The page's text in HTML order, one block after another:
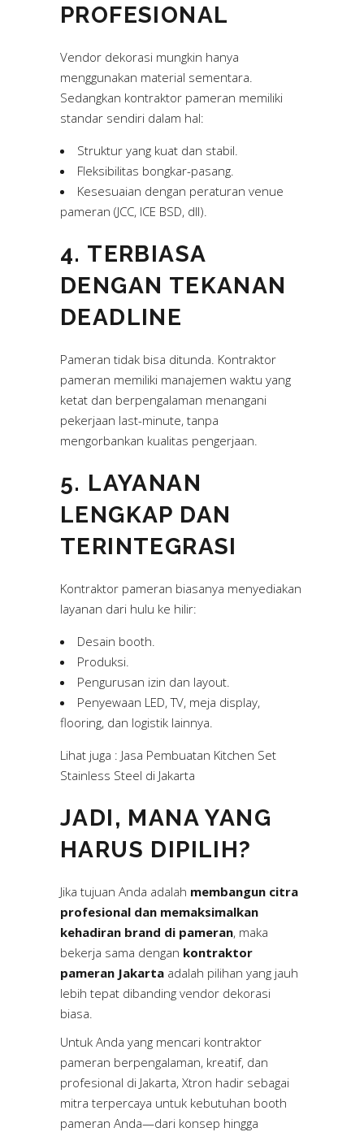
PROFESIONAL
Vendor dekorasi mungkin hanya
menggunakan material sementara.
Sedangkan kontraktor pameran memiliki
standar sendiri dalam hal:
Struktur yang kuat dan stabil.
Fleksibilitas bongkar-pasang.
Kesesuaian dengan peraturan venue
pameran (JCC, ICE BSD, dll).
4. TERBIASA
DENGAN TEKANAN
DEADLINE
Pameran tidak bisa ditunda. Kontraktor
pameran memiliki manajemen waktu yang
ketat dan berpengalaman menangani
pekerjaan last-minute, tanpa
mengorbankan kualitas pengerjaan.
5. LAYANAN
LENGKAP DAN
TERINTEGRASI
Kontraktor pameran biasanya menyediakan
layanan dari hulu ke hilir:
Desain booth.
Produksi.
Pengurusan izin dan layout.
Penyewaan LED, TV, meja display,
flooring, dan logistik lainnya.
Lihat juga : Jasa Pembuatan Kitchen Set
Stainless Steel di Jakarta
JADI, MANA YANG
HARUS DIPILIH?
Jika tujuan Anda adalah membangun citra
profesional dan memaksimalkan
kehadiran brand di pameran, maka
bekerja sama dengan kontraktor
pameran Jakarta adalah pilihan yang jauh
lebih tepat dibanding vendor dekorasi
biasa.
Untuk Anda yang mencari kontraktor
pameran berpengalaman, kreatif, dan
profesional di Jakarta, Xtron hadir sebagai
mitra terpercaya untuk kebutuhan booth
pameran Anda—dari konsep hingga